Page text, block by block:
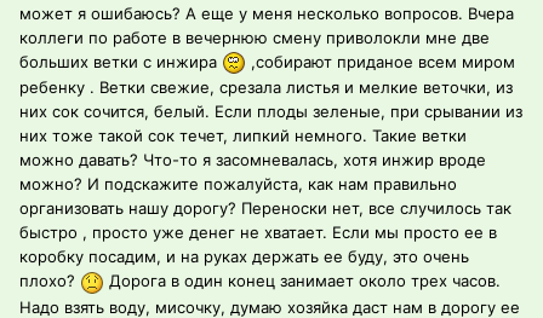
может я ошибаюсь? А еще у меня несколько вопросов. Вчера
коллеги по работе в вечернюю смену приволокли мне две
больших ветки с инжира
,собирают приданое всем миром
ребенку . Ветки свежие, срезала листья и мелкие веточки, из
них сок сочится, белый. Если плоды зеленые, при срывании из
них тоже такой сок течет, липкий немного. Такие ветки
можно давать? Что-то я засомневалась, хотя инжир вроде
можно? И подскажите пожалуйста, как нам правильно
организовать нашу дорогу? Переноски нет, все случилось так
быстро , просто уже денег не хватает. Если мы просто ее в
коробку посадим, и на руках держать ее буду, это очень
плохо?
Дорога в один конец занимает около трех часов.
Надо взять воду, мисочку, думаю хозяйка даст нам в дорогу ее